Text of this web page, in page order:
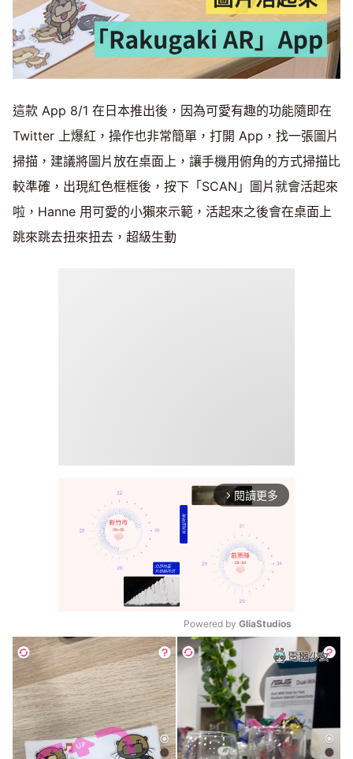
這款 App 8/1 在日本推出後，因為可愛有趣的功能隨即在
Twitter 上爆紅，操作也非常簡單，打開 App，找一張圖片
掃描，建議將圖片放在桌面上，讓手機用俯角的方式掃描比
較準確，出現紅色框框後，按下「SCAN」圖片就會活起來
啦，Hanne 用可愛的小獺來示範，活起來之後會在桌面上
跳來跳去扭來扭去，超級生動
arrow_forward_ios 閱讀更多
Powered by GliaStudios